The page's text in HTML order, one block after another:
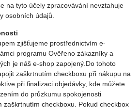
na tyto účely zpracovávání nevztahuje
osobních údajů.
zjišťujeme prostřednictvím e-
programu Ověřeno zákazníky a
je náš e-shop zapojený.Do tohoto
zaškrtnutím checkboxu při nákupu na
při finalizaci objedávky, kde můžete
do průzkumu spokojenosti
zaškrtnutím checkboxu. Pokud checkbox